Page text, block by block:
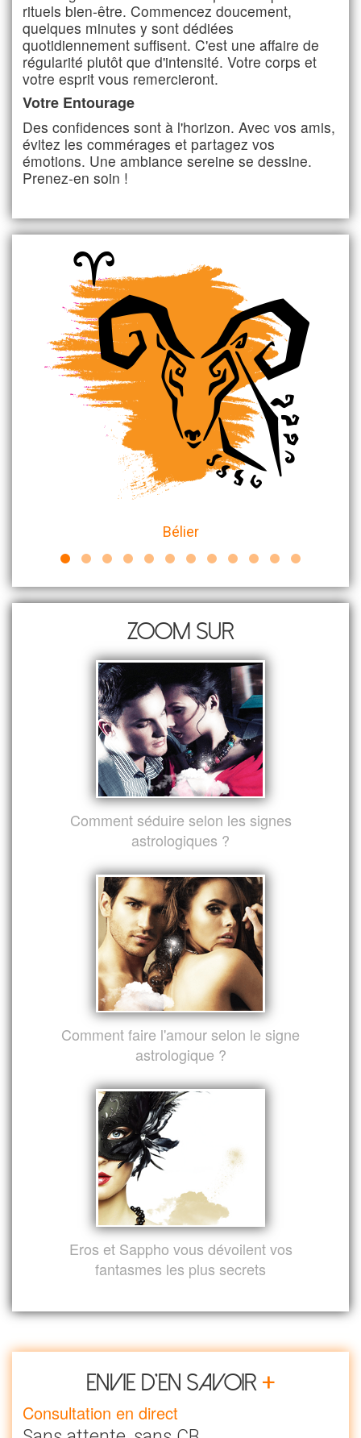
rituels bien-être. Commencez doucement,
quelques minutes y sont dédiées
quotidiennement suffisent. C'est une affaire de
régularité plutôt que d'intensité. Votre corps et
votre esprit vous remercieront.
Votre Entourage
Des confidences sont à l'horizon. Avec vos amis,
évitez les commérages et partagez vos
émotions. Une ambiance sereine se dessine.
Prenez-en soin !
Bélier
Zoom sur
Comment séduire selon les signes
astrologiques ?
Comment faire l'amour selon le signe
astrologique ?
Eros et Sappho vous dévoilent vos
fantasmes les plus secrets
Envie d’en savoir +
Consultation en direct